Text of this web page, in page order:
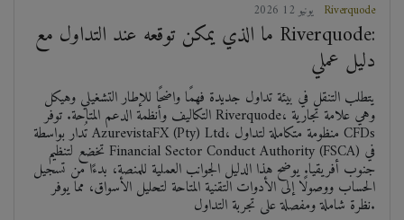
2026 يونيو 12 Riverquode
ما الذي يمكن توقعه عند التداول مع Riverquode:
دليل عملي
يتطلب التنقل في بيئة تداول جديدة فهمًا واضحًا للإطار التشغيلي وهيكل
التكاليف وأنظمة الدعم المتاحة. توفر Riverquode، وهي علامة تجارية
تُدار بواسطة AzurevistaFX (Pty) Ltd، منظومة متكاملة لتداول CFDs
تخضع لتنظيم Financial Sector Conduct Authority (FSCA) في
جنوب أفريقيا. يوضح هذا الدليل الجوانب العملية للمنصة، بدءًا من تسجيل
الحساب ووصولًا إلى الأدوات التقنية المتاحة لتحليل الأسواق، مما يوفر
نظرة شاملة ومفصلة على تجربة التداول.